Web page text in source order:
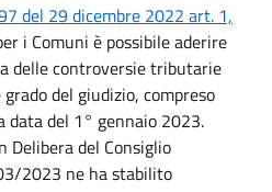
del 29 dicembre 2022 art. 1,
i Comuni è possibile aderire
delle controversie tributarie
del giudizio, compreso
data del 1° gennaio 2023.
Delibera del Consiglio
2023 ne ha stabilito